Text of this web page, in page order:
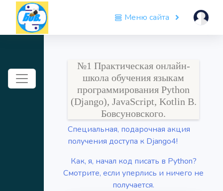
Toggle navigation
Меню сайта
№1 Практическая онлайн-
школа обучения языкам
программирования Python
(Django), JavaScript, Kotlin В.
Бовсуновского.
Специальная, подарочная акция
получения доступа к Django4!
Как, я, начал код писать в Python?
Смотрите, если уперлись и ничего не
получается.